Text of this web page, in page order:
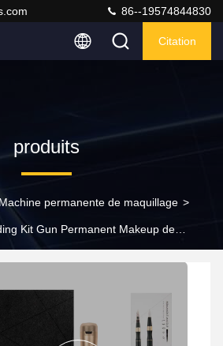
86--19574844830
Citation
produits
Machine permanente de maquillage >
Kit Gun Permanent Makeup de